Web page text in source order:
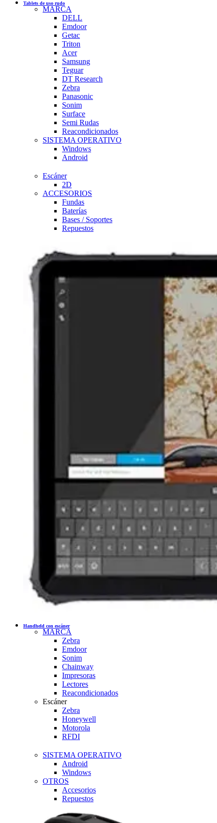
Tablets de uso rudo
MARCA
DELL
Emdoor
Getac
Triton
Acer
Samsung
Teguar
DT Research
Zebra
Panasonic
Sonim
Surface
Semi Rudas
Reacondicionados
SISTEMA OPERATIVO
Windows
Android
Escáner
2D
ACCESORIOS
Fundas
Baterías
Bases / Soportes
Repuestos
Handheld con escáner
MARCA
Zebra
Emdoor
Sonim
Chainway
Impresoras
Lectores
Reacondicionados
Escáner
Zebra
Honeywell
Motorola
RFDI
SISTEMA OPERATIVO
Android
Windows
OTROS
Accesorios
Repuestos